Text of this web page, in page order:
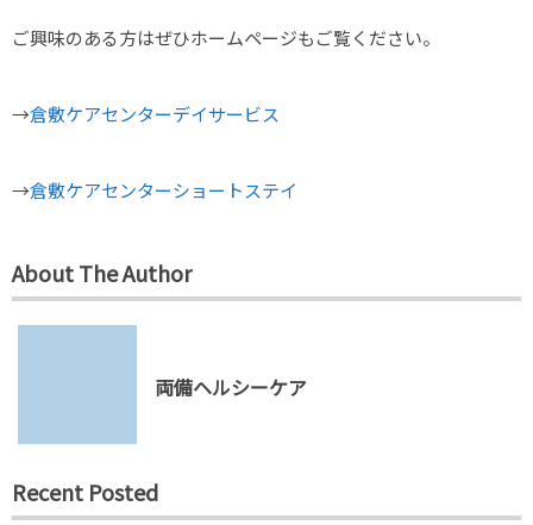
ご興味のある方はぜひホームページもご覧ください。
→倉敷ケアセンターデイサービス
→倉敷ケアセンターショートステイ
About The Author
両備ヘルシーケア
Recent Posted